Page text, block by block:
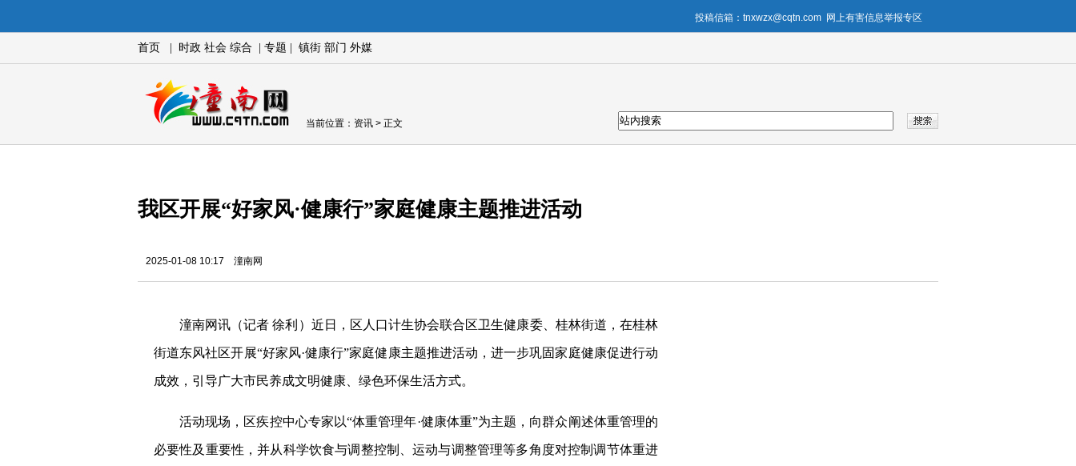
投稿信箱：tnxwzx@cqtn.com 网上有害信息举报专区
首页 时政 社会 综合 专题 镇街 部门 外媒
当前位置： 资讯 > 正文
我区开展“好家风·健康行”家庭健康主题推进活动
2025-01-08 10:17 潼南网
潼南网讯（记者 徐利）近日，区人口计生协会联合区卫生健康委、桂林街道，在桂林
街道东风社区开展“好家风·健康行”家庭健康主题推进活动，进一步巩固家庭健康促进行动
成效，引导广大市民养成文明健康、绿色环保生活方式。
活动现场，区疾控中心专家以“体重管理年·健康体重”为主题，向群众阐述体重管理的
必要性及重要性，并从科学饮食与调整控制、运动与调整管理等多角度对控制调节体重进